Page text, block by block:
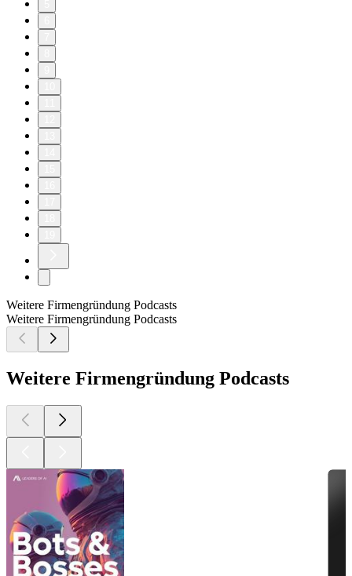
Weitere Firmengründung Podcasts
Weitere Firmengründung Podcasts
Weitere Firmengründung Podcasts